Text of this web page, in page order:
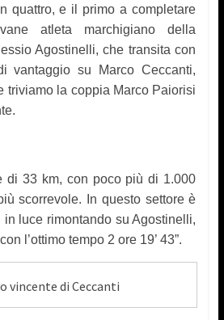
quattro, e il primo a completare
atleta marchigiano della
Agostinelli, che transita con
vantaggio su Marco Ceccanti,
triviamo la coppia Marco Paiorisi
di 33 km, con poco più di 1.000
scorrevole. In questo settore è
in luce rimontando su Agostinelli,
l’ottimo tempo 2 ore 19’ 43”.
vincente di Ceccanti